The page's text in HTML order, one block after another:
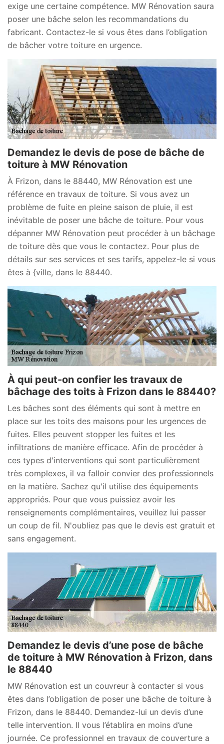
exige une certaine compétence. MW Rénovation saura
poser une bâche selon les recommandations du
fabricant. Contactez-le si vous êtes dans l’obligation
de bâcher votre toiture en urgence.
Demandez le devis de pose de bâche de
toiture à MW Rénovation
À Frizon, dans le 88440, MW Rénovation est une
référence en travaux de toiture. Si vous avez un
problème de fuite en pleine saison de pluie, il est
inévitable de poser une bâche de toiture. Pour vous
dépanner MW Rénovation peut procéder à un bâchage
de toiture dès que vous le contactez. Pour plus de
détails sur ses services et ses tarifs, appelez-le si vous
êtes à {ville, dans le 88440.
À qui peut-on confier les travaux de
bâchage des toits à Frizon dans le 88440?
Les bâches sont des éléments qui sont à mettre en
place sur les toits des maisons pour les urgences de
fuites. Elles peuvent stopper les fuites et les
infiltrations de manière efficace. Afin de procéder à
ces types d'interventions qui sont particulièrement
très complexes, il va falloir convier des professionnels
en la matière. Sachez qu'il utilise des équipements
appropriés. Pour que vous puissiez avoir les
renseignements complémentaires, veuillez lui passer
un coup de fil. N'oubliez pas que le devis est gratuit et
sans engagement.
Demandez le devis d’une pose de bâche
de toiture à MW Rénovation à Frizon, dans
le 88440
MW Rénovation est un couvreur à contacter si vous
êtes dans l’obligation de poser une bâche de toiture à
Frizon, dans le 88440. Demandez-lui un devis d’une
telle intervention. Il vous l’établira en moins d’une
journée. Ce professionnel en travaux de couverture a